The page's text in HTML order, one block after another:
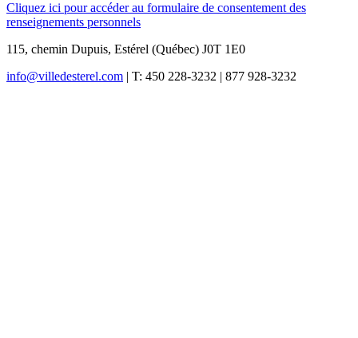
Cliquez ici pour accéder au formulaire de consentement des
renseignements personnels
115, chemin Dupuis, Estérel (Québec) J0T 1E0
info@villedesterel.com | T: 450 228-3232 | 877 928-3232